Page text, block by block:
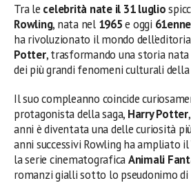
Tra le celebrità nate il 31 luglio
Rowling, nata nel 1965e oggi 61enne
ha rivoluzionato il mondo
Potter, trasformando una storia nata
dei più grandi fenomeni culturali
Il suo compleanno coincide
protagonista della saga, Harry Potter
anni è diventata una delle curiosità
anni successivi Rowling ha ampliato
la serie cinematograficaAnimali
romanzi gialli sotto lo pseudonimo di